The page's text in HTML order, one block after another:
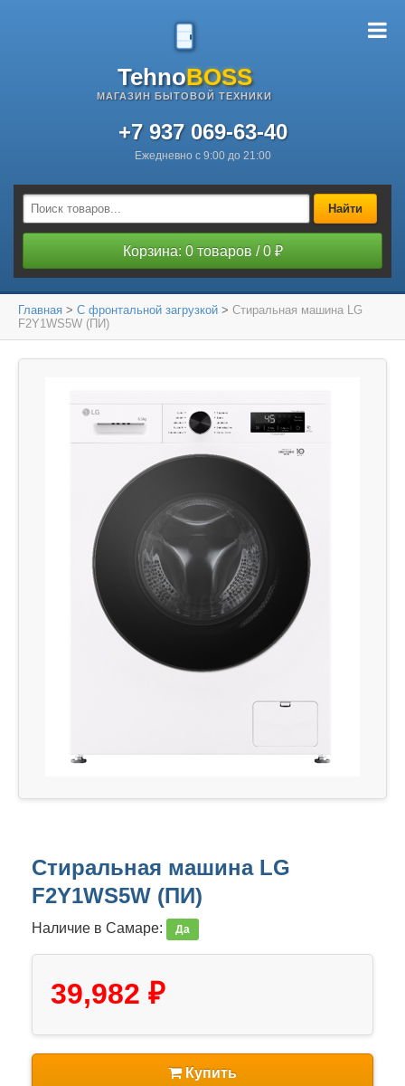
TehnoBOSS
МАГАЗИН БЫТОВОЙ ТЕХНИКИ
+7 937 069-63-40
Ежедневно с 9:00 до 21:00
Найти
Корзина: 0 товаров / 0 ₽
Главная > С фронтальной загрузкой > Стиральная машина LG
F2Y1WS5W (ПИ)
Стиральная машина LG
F2Y1WS5W (ПИ)
Наличие в Самаре: Да
39,982 ₽
Купить